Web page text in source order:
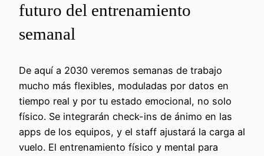
futuro del entrenamiento
semanal
De aquí a 2030 veremos semanas de trabajo
mucho más flexibles, moduladas por datos en
tiempo real y por tu estado emocional, no solo
físico. Se integrarán check-ins de ánimo en las
apps de los equipos, y el staff ajustará la carga al
vuelo. El entrenamiento físico y mental para